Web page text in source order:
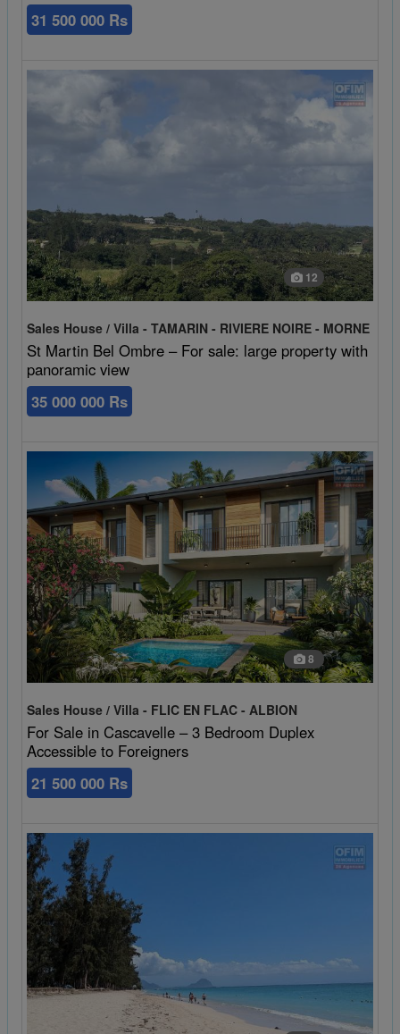
31 500 000 Rs
12
Sales House / Villa - TAMARIN - RIVIERE NOIRE - MORNE
St Martin Bel Ombre – For sale: large property with
panoramic view
35 000 000 Rs
8
Sales House / Villa - FLIC EN FLAC - ALBION
For Sale in Cascavelle – 3 Bedroom Duplex
Accessible to Foreigners
21 500 000 Rs